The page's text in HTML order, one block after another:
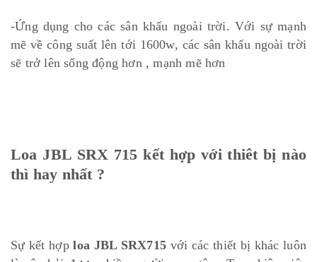
-Ứng dụng cho các sân khấu ngoài trời. Với sự mạnh
mẽ về công suất lên tới 1600w, các sân khấu ngoài trời
sẽ trở lên sống động hơn , mạnh mẽ hơn
Loa JBL SRX 715 kết hợp với thiêt bị nào
thì hay nhất ?
Sự kết hợploa JBL SRX715 với các thiết bị khác luôn